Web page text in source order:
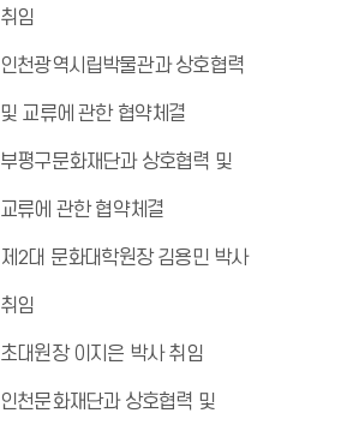
취임
인천광역시립박물관과 상호협력
및 교류에 관한 협약체결
부평구문화재단과 상호협력 및
교류에 관한 협약체결
제2대 문화대학원장 김용민 박사
취임
초대원장 이지은 박사 취임
인천문화재단과 상호협력 및